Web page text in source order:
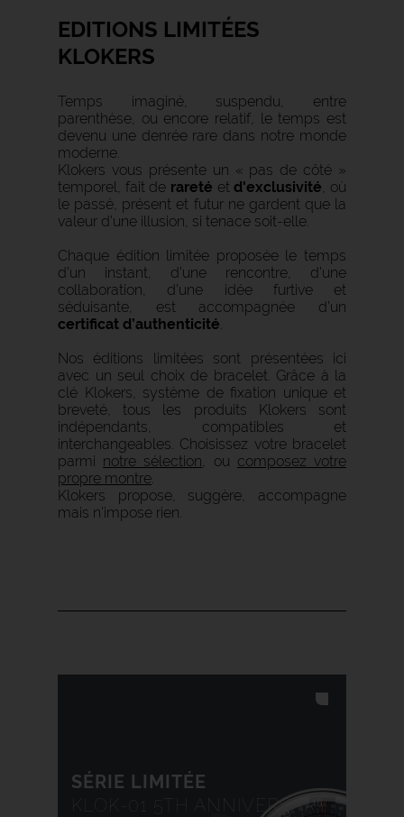
EDITIONS LIMITÉES
KLOKERS
Temps imaginé, suspendu, entre
parenthèse, ou encore relatif, le temps est
devenu une denrée rare dans notre monde
moderne.
Klokers vous présente un « pas de côté »
temporel, fait de rareté etd'exclusivité, où
le passé, présent et futur ne gardent que la
valeur d’une illusion, si tenace soit-elle.
Chaque édition limitée proposée le temps
d’un instant, d’une rencontre, d’une
collaboration, d’une idée furtive et
séduisante, est accompagnée d’un
certificat d’authenticité.
Nos éditions limitées sont présentées ici
avec un seul choix de bracelet. Grâce à la
clé Klokers, système de fixation unique et
breveté, tous les produits Klokers sont
indépendants, compatibles et
interchangeables. Choisissez votre bracelet
parmi notre sélection, ou composez votre
propre montre.
Klokers propose, suggère, accompagne
mais n’impose rien.
SÉRIE LIMITÉE
KLOK-01 5TH ANNIVERSARY